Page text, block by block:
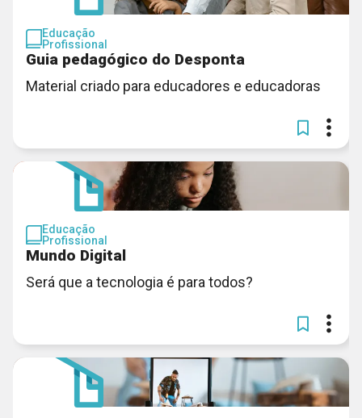
Educação
Profissional
Guia pedagógico do Desponta
Material criado para educadores e educadoras
Educação
Profissional
Mundo Digital
Será que a tecnologia é para todos?